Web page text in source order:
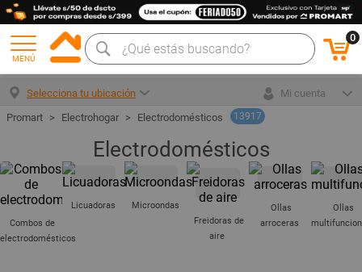
MENÚ
0
Selecciona tu ubicación
Mi cuenta
Electrohogar
Electrodomésticos 13917
Electrodomésticos
Combos de
electrodomésticos
Licuadoras
Microondas
Freidoras de
aire
Ollas
arroceras
Ollas